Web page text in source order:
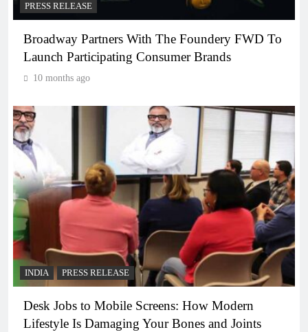
PRESS RELEASE
Broadway Partners With The Foundery FWD To
Launch Participating Consumer Brands
10 months ago
INDIA PRESS RELEASE
Desk Jobs to Mobile Screens: How Modern
Lifestyle Is Damaging Your Bones and Joints